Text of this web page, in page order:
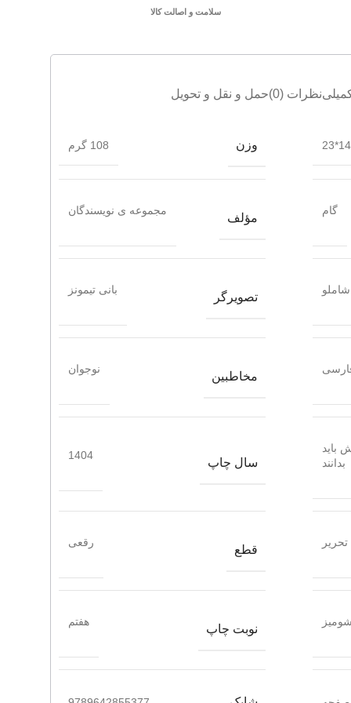
سلامت و اصالت کالا
نظرات (0) حمل و نقل و تحویل
وزن 108 گرم
گام
مؤلف
مجموعه ی نویسندگان
تصویرگر
بانی تیمونز
مخاطبین
نوجوان
باید
بدانند
سال چاپ
1404
تحریر
قطع
رقعی
شومیز
نوبت چاپ
هفتم